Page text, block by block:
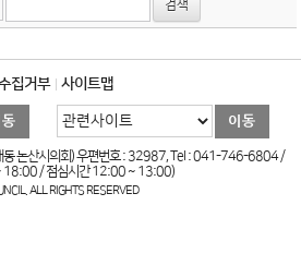
집거부 사이트맵
동 논산시의회) 우편번호 : 32987, Tel : 041-746-6804 /
/ 점심시간 12:00 ~ 13:00)
ALL RIGHTS RESERVED